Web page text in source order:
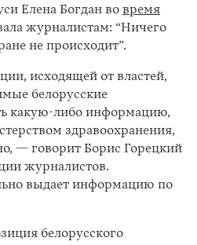
Елена Богдан во время
журналистам: “Ничего
не происходит”.
исходящей от властей,
белорусские
какую-либо информацию,
здравоохранения,
— говорит Борис Горецкий
журналистов.
выдает информацию по
белорусского